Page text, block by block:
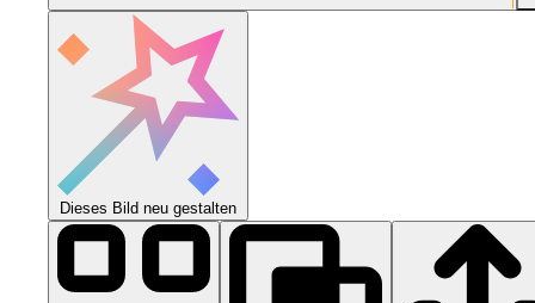
Dieses Bild neu gestalten